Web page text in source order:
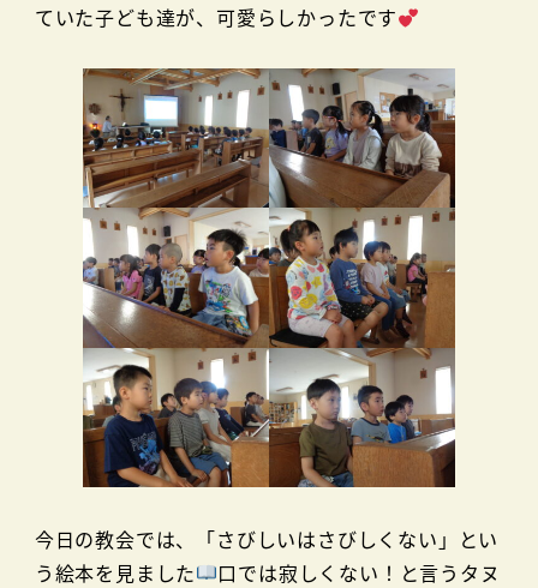
ていた子ども達が、可愛らしかったです
今日の教会では、「さびしいはさびしくない」とい
う絵本を見ました
口では寂しくない！と言うタヌ